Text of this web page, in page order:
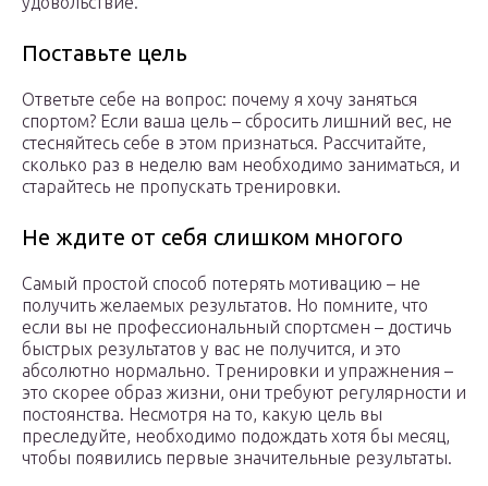
Поставьте цель
Ответьте себе на вопрос: почему я хочу заняться
спортом? Если ваша цель – сбросить лишний вес, не
стесняйтесь себе в этом признаться. Рассчитайте,
сколько раз в неделю вам необходимо заниматься, и
старайтесь не пропускать тренировки.
Не ждите от себя слишком многого
Самый простой способ потерять мотивацию – не
получить желаемых результатов. Но помните, что
если вы не профессиональный спортсмен – достичь
быстрых результатов у вас не получится, и это
абсолютно нормально. Тренировки и упражнения –
это скорее образ жизни, они требуют регулярности и
постоянства. Несмотря на то, какую цель вы
преследуйте, необходимо подождать хотя бы месяц,
чтобы появились первые значительные результаты.